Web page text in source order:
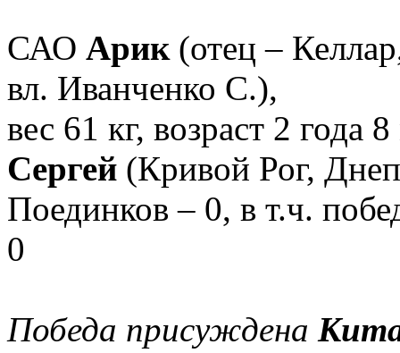
САО Арик(отец –
вл. Иванченко С.),
вес 61 кг, возраст 2 года
Сергей (Кривой Рог,
Поединков – 0, в т.ч.
0
Победа присуждена